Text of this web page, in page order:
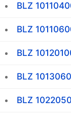
BLZ
BLZ
BLZ
BLZ
BLZ